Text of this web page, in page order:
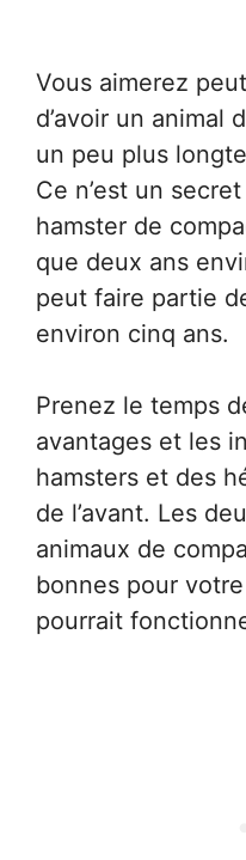
Vous aimerez
d’avoir un animal
un peu plus
Ce n’est un
hamster de
que deux ans
peut faire partie
environ cinq ans.
Prenez le temps
avantages et les
hamsters et des
de l’avant. Les
animaux de
bonnes pour votre
pourrait